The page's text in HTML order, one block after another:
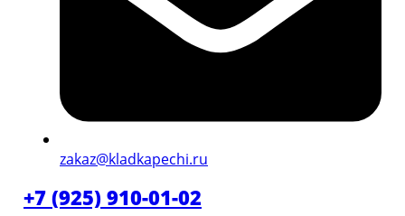
zakaz@kladkapechi.ru
+7 (925) 910-01-02